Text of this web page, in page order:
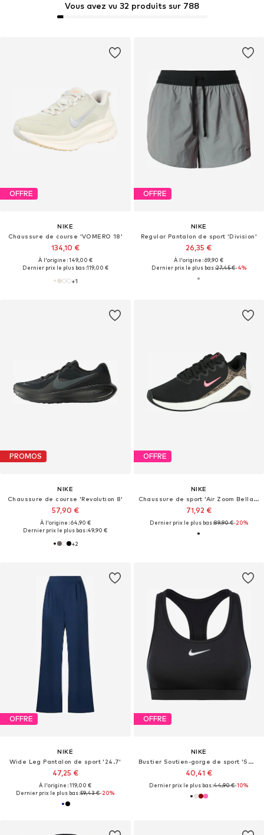
OFFRE
NIKE
Chaussure de course 'VOMERO 18'
134,10 €
À l'origine : 149,00 €
Dernier prix le plus bas :119,00 €
+1
OFFRE
NIKE
Regular Pantalon de sport 'Division'
26,35 €
À l'origine : 69,90 €
Dernier prix le plus bas :27,45 €-4%
Vous avez vu 32 produits sur 788
PROMOS
NIKE
Chaussure de course 'Revolution 8'
57,90 €
À l'origine : 64,90 €
Dernier prix le plus bas :49,90 €
+2
OFFRE
NIKE
Chaussure de sport 'Air Zoom Bella 7'
71,92 €
Dernier prix le plus bas :89,90 €-20%
OFFRE
NIKE
Wide Leg Pantalon de sport '24.7'
47,25 €
À l'origine : 119,00 €
Dernier prix le plus bas :59,43 €-20%
OFFRE
NIKE
Bustier Soutien-gorge de sport 'SWOOSH'
40,41 €
Dernier prix le plus bas :44,90 €-10%